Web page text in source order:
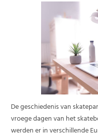
De geschiedenis van
vroege dagen van het
werden er in verschillende